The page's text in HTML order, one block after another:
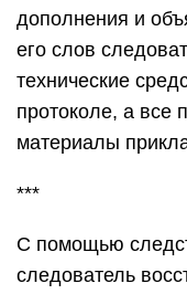
дополнения и
его слов
технические
протоколе, а все
материалы
***
С помощью
следователь